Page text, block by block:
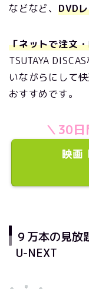
などなど、 DVD
「ネットで注文
TSUTAYA
いながらにして
おすすめです。
＼30日
映画
９万本の見放
U-NEXT